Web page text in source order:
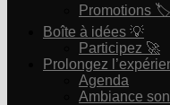
Promotions 🏷
Boîte à idées 💡
Participez 🚀
Prolongez
Agenda
Ambiance